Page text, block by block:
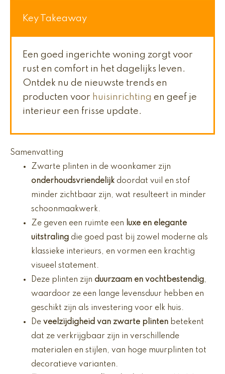
Key Takeaway
Een goed ingerichte woning zorgt voor
rust en comfort in het dagelijks leven.
Ontdek nu de nieuwste trends en
producten voor huisinrichting en geef je
interieur een frisse update.
Samenvatting
Zwarte plinten in de woonkamer zijn
onderhoudsvriendelijk doordat vuil en stof
minder zichtbaar zijn, wat resulteert in minder
schoonmaakwerk.
Ze geven een ruimte een luxe en elegante
uitstraling die goed past bij zowel moderne als
klassieke interieurs, en vormen een krachtig
visueel statement.
Deze plinten zijn duurzaam en vochtbestendig,
waardoor ze een lange levensduur hebben en
geschikt zijn als investering voor elk huis.
De veelzijdigheid van zwarte plinten betekent
dat ze verkrijgbaar zijn in verschillende
materialen en stijlen, van hoge muurplinten tot
decoratieve varianten.